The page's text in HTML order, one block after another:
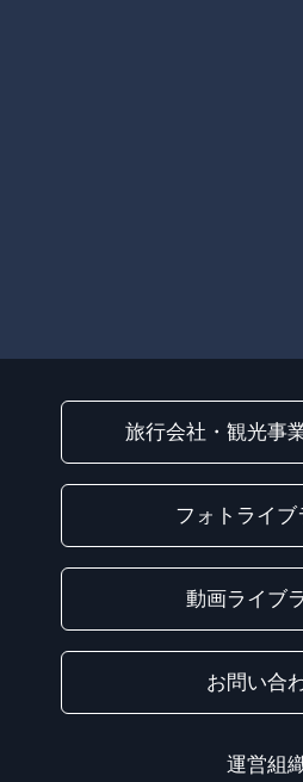
旅行会社・観光事
フォトライブ
動画ライブ
お問い合
運営組